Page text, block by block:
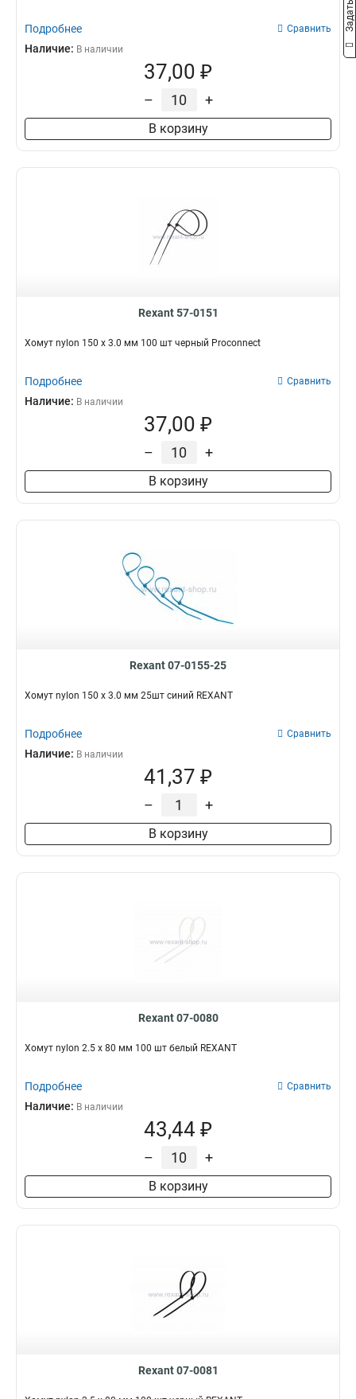
Подробнее Сравнить
Наличие: В наличии
37,00 ₽
– +
В корзину
Rexant 57-0151
Хомут nylon 150 х 3.0 мм 100 шт черный Proconnect
Подробнее Сравнить
Наличие: В наличии
37,00 ₽
– +
В корзину
Rexant 07-0155-25
Хомут nylon 150 х 3.0 мм 25шт синий REXANT
Подробнее Сравнить
Наличие: В наличии
41,37 ₽
– +
В корзину
Rexant 07-0080
Хомут nylon 2.5 х 80 мм 100 шт белый REXANT
Подробнее Сравнить
Наличие: В наличии
43,44 ₽
– +
В корзину
Rexant 07-0081